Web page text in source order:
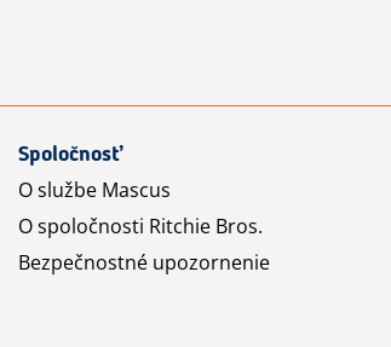
Spoločnosť
O službe Mascus
O spoločnosti Ritchie Bros.
Bezpečnostné upozornenie